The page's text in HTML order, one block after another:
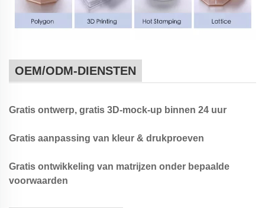
OEM/ODM-DIENSTEN
Gratis ontwerp, gratis 3D-mock-up binnen 24 uur
Gratis aanpassing van kleur & drukproeven
Gratis ontwikkeling van matrijzen onder bepaalde
voorwaarden